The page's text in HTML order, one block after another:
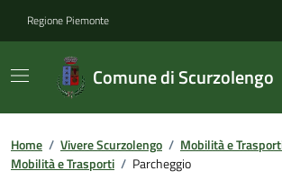
Regione Piemonte
Comune di Scurzolengo
Home / Vivere Scurzolengo / Mobilità e
Mobilità e Trasporti / Parcheggio